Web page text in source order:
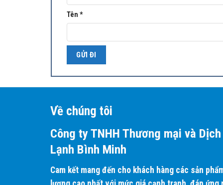
Tránh nhiệt độ không đồng đều và cảm giác
Hướng thổi tròn phân bổ nhiệt độ đồng đều
Dễ dàng thích ứng với mọi không gian lắp đặt
Kiểu dáng nhỏ gọn, vận hành êm ái
Dễ dàng bảo dưỡng
Mặt nạ vuông đồng nhất cho tất cả các công
Tên *
Về chúng tôi
Công ty TNHH Thương mại và
Lạnh Bình Minh
Cam kết mang đến cho khách hàng các sản